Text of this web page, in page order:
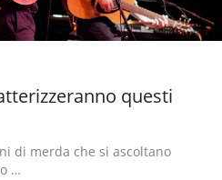
questi
di merda che si ascoltano
…